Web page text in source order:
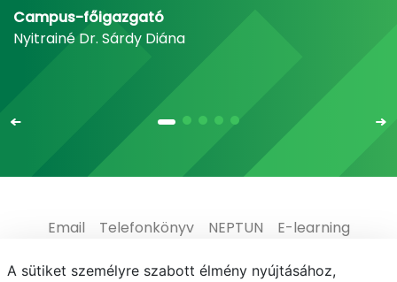
Campus-főigazgató
Nyitrainé Dr. Sárdy Diána
Email Telefonkönyv NEPTUN
E-learning
Médiaközpont
Informatikai Igazgatóság
A sütiket személyre szabott élmény nyújtásához,